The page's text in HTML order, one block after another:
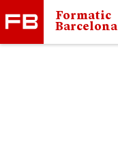
Formatic
Barcelona